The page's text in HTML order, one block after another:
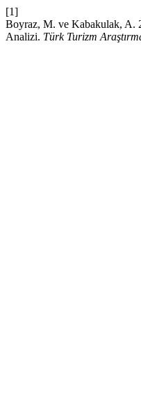
[1]
Boyraz, M. ve Kabakulak, A.
Analizi. Türk Turizm